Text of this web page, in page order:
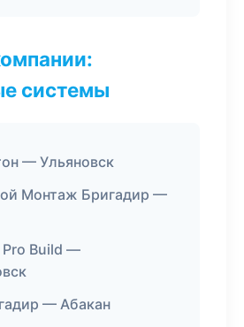
системы
— Ульяновск
Монтаж Бригадир —
Pro Build —
— Абакан